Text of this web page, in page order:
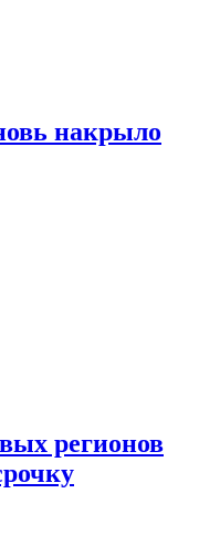
накрыло
регионов